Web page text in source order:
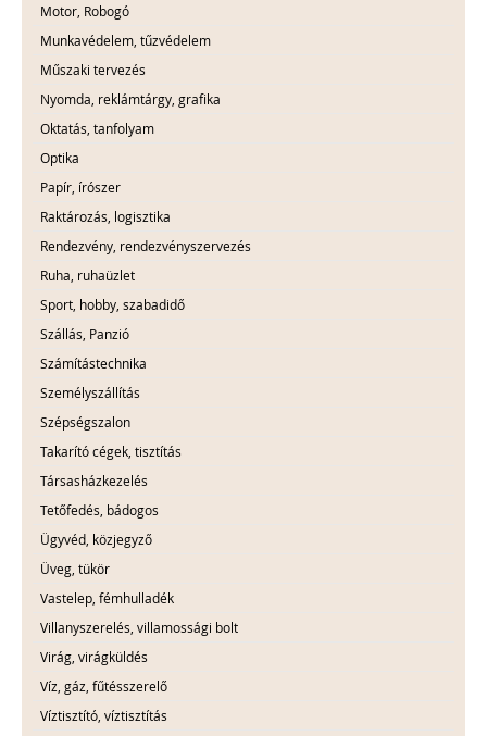
Motor, Robogó
Munkavédelem, tűzvédelem
Műszaki tervezés
Nyomda, reklámtárgy, grafika
Oktatás, tanfolyam
Optika
Papír, írószer
Raktározás, logisztika
Rendezvény, rendezvényszervezés
Ruha, ruhaüzlet
Sport, hobby, szabadidő
Szállás, Panzió
Számítástechnika
Személyszállítás
Szépségszalon
Takarító cégek, tisztítás
Társasházkezelés
Tetőfedés, bádogos
Ügyvéd, közjegyző
Üveg, tükör
Vastelep, fémhulladék
Villanyszerelés, villamossági bolt
Virág, virágküldés
Víz, gáz, fűtésszerelő
Víztisztító, víztisztítás